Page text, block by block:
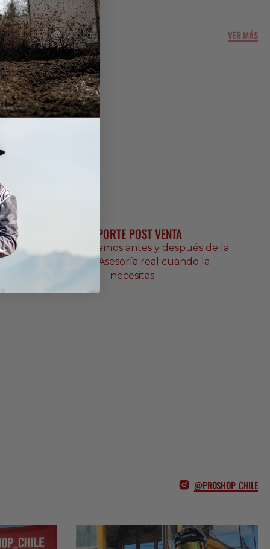
VER MÁS
SOPORTE POST VENTA
Te acompañamos antes y después de la
compra. Asesoría real cuando la
necesitas.
@PROSHOP_CHILE